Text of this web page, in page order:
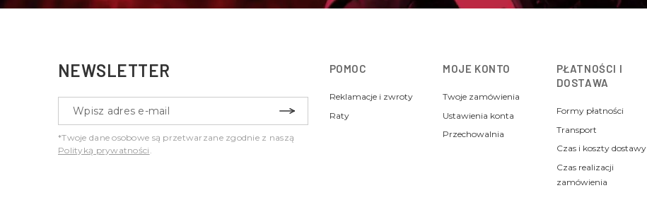
NEWSLETTER
*Twoje dane osobowe są przetwarzane zgodnie z naszą
Polityką prywatności .
POMOC
Reklamacje i zwroty
Raty
MOJE KONTO
Twoje zamówienia
Ustawienia konta
Przechowalnia
PŁATNOŚCI I
DOSTAWA
Formy płatności
Transport
Czas i koszty dostawy
Czas realizacji
zamówienia